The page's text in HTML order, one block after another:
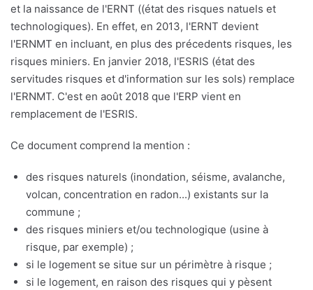
et la naissance de l'ERNT ((état des risques natuels et
technologiques). En effet, en 2013, l'ERNT devient
l'ERNMT en incluant, en plus des précedents risques, les
risques miniers. En janvier 2018, l'ESRIS (état des
servitudes risques et d'information sur les sols) remplace
l'ERNMT. C'est en août 2018 que l'ERP vient en
remplacement de l'ESRIS.
Ce document comprend la mention :
des risques naturels (inondation, séisme, avalanche,
volcan, concentration en radon...) existants sur la
commune ;
des risques miniers et/ou technologique (usine à
risque, par exemple) ;
si le logement se situe sur un périmètre à risque ;
si le logement, en raison des risques qui y pèsent